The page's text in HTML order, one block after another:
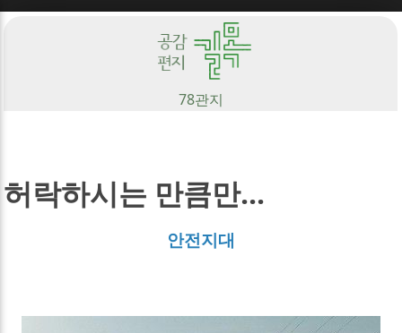
78관지
허락하시는 만큼만...
안전지대
Sketchbook5, 스케치북5
Sketchbook5, 스케치북5